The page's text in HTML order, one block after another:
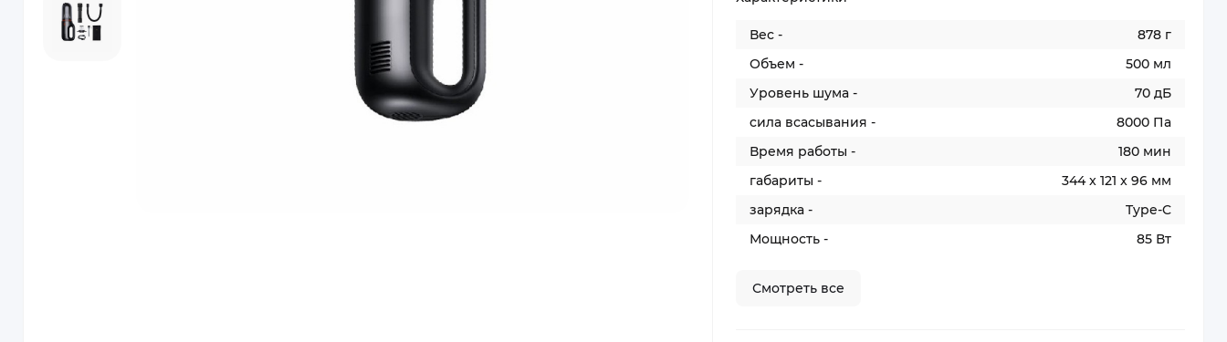
Вес -
878 г
Объем -
500 мл
Уровень шума -
70 дБ
cила всасывания -
8000 Па
Время работы -
180 мин
габариты -
344 x 121 x 96 мм
зарядка -
Type-C
Мощность -
85 Вт
Смотреть все